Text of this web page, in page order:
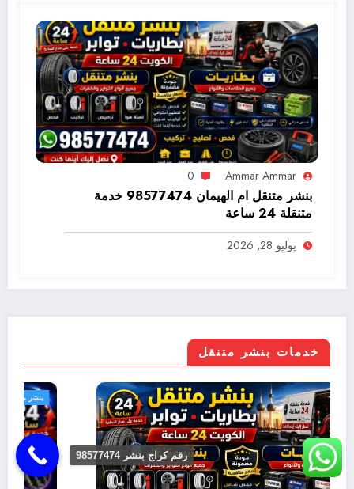
Ammar Ammar
0
بنشر متنقل ام الهيمان 98577474 خدمة
متنقلة 24 ساعة
يوليو 28, 2026
خدمات بنشر متنقل
بنشر متنقل
رقم كراج بنشر 98577474